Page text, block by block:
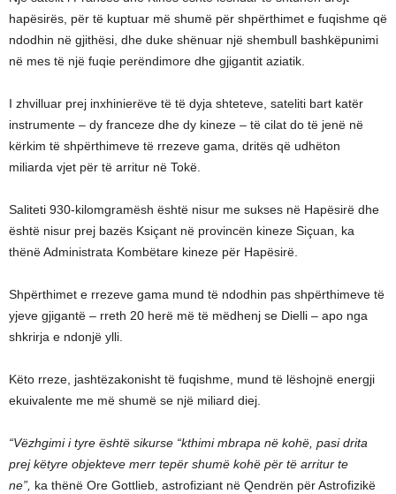
hapësirës, për të kuptuar më shumë për shpërthimet e fuqishme që
ndodhin në gjithësi, dhe duke shënuar një shembull bashkëpunimi
në mes të një fuqie perëndimore dhe gjigantit aziatik.
I zhvilluar prej inxhinierëve të të dyja shteteve, sateliti bart katër
instrumente – dy franceze dhe dy kineze – të cilat do të jenë në
kërkim të shpërthimeve të rrezeve gama, dritës që udhëton
miliarda vjet për të arritur në Tokë.
Saliteti 930-kilomgramësh është nisur me sukses në Hapësirë dhe
është nisur prej bazës Ksiçant në provincën kineze Siçuan, ka
thënë Administrata Kombëtare kineze për Hapësirë.
Shpërthimet e rrezeve gama mund të ndodhin pas shpërthimeve të
yjeve gjigantë – rreth 20 herë më të mëdhenj se Dielli – apo nga
shkrirja e ndonjë ylli.
Këto rreze, jashtëzakonisht të fuqishme, mund të lëshojnë energji
ekuivalente me më shumë se një miliard diej.
“Vëzhgimi i tyre është sikurse “kthimi mbrapa në kohë, pasi drita
prej këtyre objekteve merr tepër shumë kohë për të arritur te
ne”, ka thënë Ore Gottlieb, astrofiziant në Qendrën për Astrofizikë